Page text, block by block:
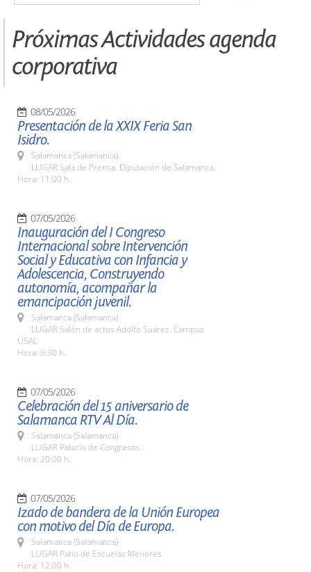
Próximas Actividades agenda
corporativa
08/05/2026
Presentación de la XXIX Feria San
Isidro.
Salamanca (Salamanca)
LUGAR Sala de Prensa. Diputación de Salamanca.
Hora: 11:00 h.
07/05/2026
Inauguración del I Congreso
Internacional sobre Intervención
Social y Educativa con Infancia y
Adolescencia, Construyendo
autonomía, acompañar la
emancipación juvenil.
Salamanca (Salamanca)
LUGAR Salón de actos Adolfo Suárez. Campus
USAL
Hora: 9:30 h.
07/05/2026
Celebración del 15 aniversario de
Salamanca RTV Al Día.
Salamanca (Salamanca)
LUGAR Palacio de Congresos.
Hora: 20:00 h.
07/05/2026
Izado de bandera de la Unión Europea
con motivo del Día de Europa.
Salamanca (Salamanca)
LUGAR Patio de Escuelas Menores
Hora: 12:00 h.